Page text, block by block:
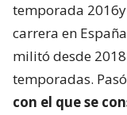
temporada
carrera en
militó desde
temporadas.
con el que se